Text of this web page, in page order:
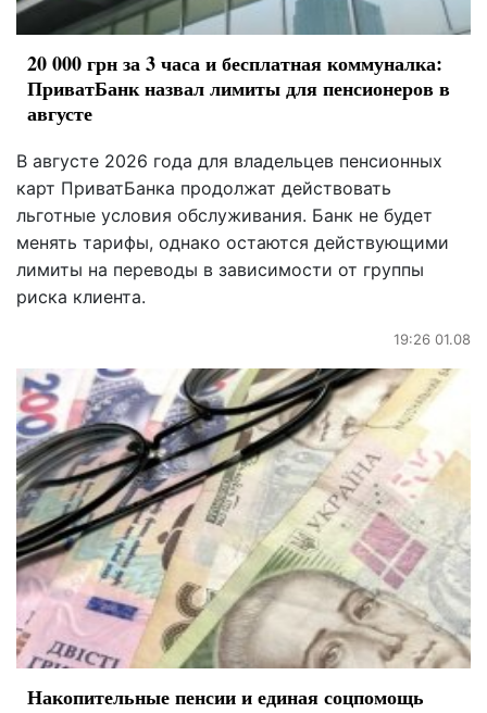
20 000 грн за 3 часа и бесплатная коммуналка:
ПриватБанк назвал лимиты для пенсионеров в
августе
В августе 2026 года для владельцев пенсионных
карт ПриватБанка продолжат действовать
льготные условия обслуживания. Банк не будет
менять тарифы, однако остаются действующими
лимиты на переводы в зависимости от группы
риска клиента.
19:26 01.08
Накопительные пенсии и единая соцпомощь